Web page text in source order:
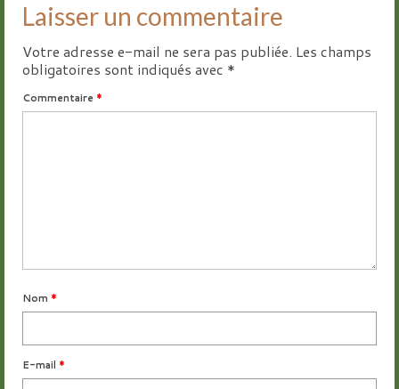
Laisser un commentaire
Votre adresse e-mail ne sera pas publiée. Les champs
obligatoires sont indiqués avec *
Commentaire *
Nom *
E-mail *